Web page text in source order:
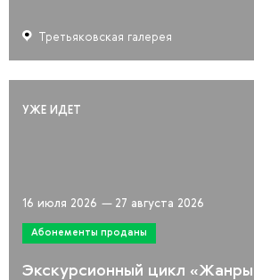
Третьяковская галерея
УЖЕ ИДЕТ
16 июля 2026 — 27 августа 2026
Абонементы проданы
Экскурсионный цикл «Жанры